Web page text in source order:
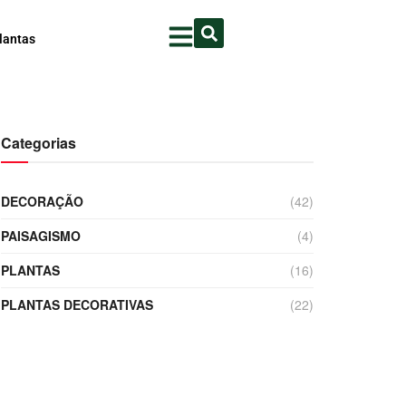
Categorias
DECORAÇÃO
(42)
PAISAGISMO
(4)
PLANTAS
(16)
PLANTAS DECORATIVAS
(22)